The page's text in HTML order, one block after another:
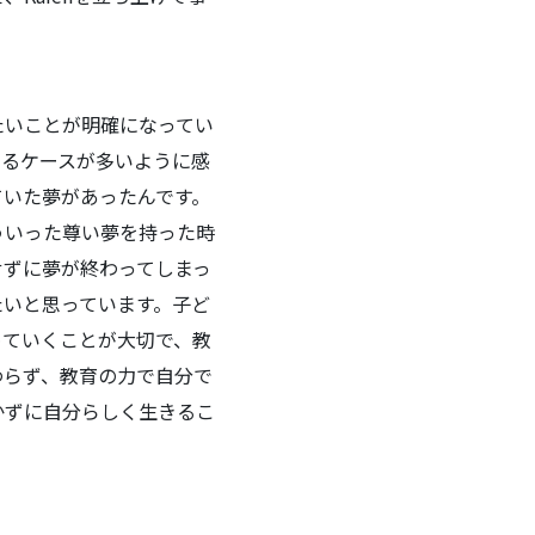
ことが明確になってい
ケースが多いように感
た夢があったんです。
った尊い夢を持った時
に夢が終わってしまっ
と思っています。子ど
いくことが大切で、教
ず、教育の力で自分で
に自分らしく生きるこ